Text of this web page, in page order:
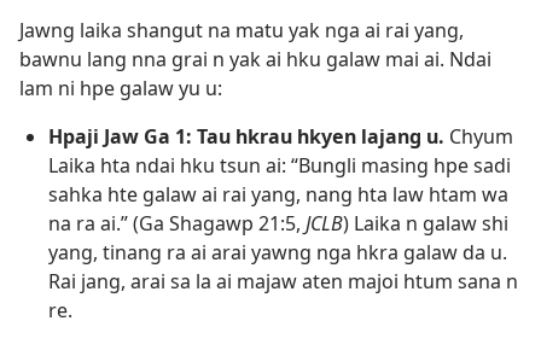
Jawng laika shangut na matu yak nga ai rai yang,
bawnu lang nna grai n yak ai hku galaw mai ai. Ndai
lam ni hpe galaw yu u:
Hpaji Jaw Ga 1: Tau hkrau hkyen lajang u. Chyum
Laika hta ndai hku tsun ai: “Bungli masing hpe sadi
sahka hte galaw ai rai yang, nang hta law htam wa
na ra ai.” (Ga Shagawp 21:5, JCLB) Laika n galaw shi
yang, tinang ra ai arai yawng nga hkra galaw da u.
Rai jang, arai sa la ai majaw aten majoi htum sana n
re.